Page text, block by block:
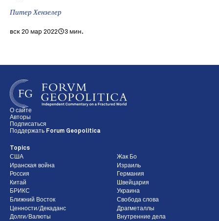
Питер Хензелер
вск 20 мар 2022 3 мин.
О сайте
Авторы
Подписаться
Поддержать Forum Geopolitica
Topics
США
Жак Бо
Иранская война
Израиль
Россия
Германия
Китай
Швейцария
БРИКС
Украина
Ближний Восток
Свобода слова
Ценности/Декаданс
Драгметаллы
Долги/Валюты
Внутренние дела